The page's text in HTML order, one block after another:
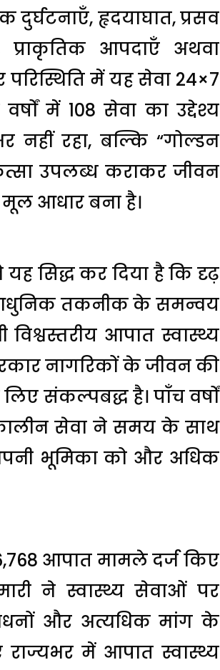
हृदयाघात, प्रसव
प्राकृतिक आपदाएँ अथवा
परिस्थिति में यह सेवा 24×7
में 108 सेवा का उद्देश्य
रहा, बल्कि “गोल्डन
उपलब्ध कराकर जीवन
मूल आधार बना है।
सिद्ध कर दिया है कि दृढ़
आधुनिक तकनीक के समन्वय
आपात स्वास्थ्य
नागरिकों के जीवन की
संकल्पबद्ध है। पाँच वर्षों
सेवा ने समय के साथ
भूमिका को और अधिक
आपात मामले दर्ज किए
ने स्वास्थ्य सेवाओं पर
और अत्यधिक मांग के
में आपात स्वास्थ्य